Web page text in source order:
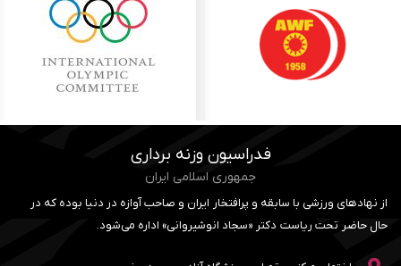
Kitchen
Suspendisse quam at vestibulum
فدراسیون وزنه برداری
جمهوری اسلامی ایران
از نهادهای ورزشی با سابقه و پرافتخار ایران و صاحب آوازه در دنیا بوده که در
حال حاضر تحت ریاست دکتر «سجاد انوشیروانی» اداره می‌شود.